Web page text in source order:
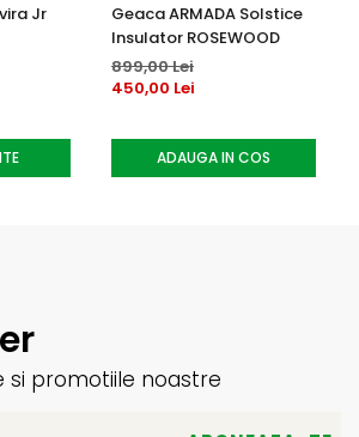
Jr
Geaca ARMADA Solstice
Insulator ROSEWOOD
899,00 Lei
450,00 Lei
ADAUGA IN COS
si promotiile noastre